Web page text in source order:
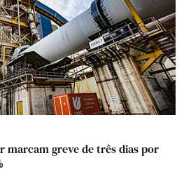
marcam greve de três dias por